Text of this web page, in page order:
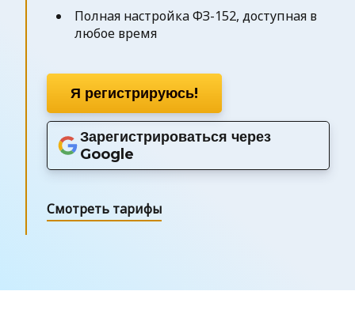
Полная настройка ФЗ-152, доступная в
любое время
Я регистрируюсь!
Зарегистрироваться через
Google
Смотреть тарифы